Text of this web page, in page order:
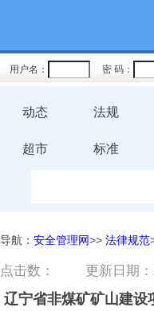
用户名： 密 码：
动态 法规
超市 标准
导航： 安全管理网>> 法律规范
点击数： 更新日期：
辽宁省非煤矿矿山建设